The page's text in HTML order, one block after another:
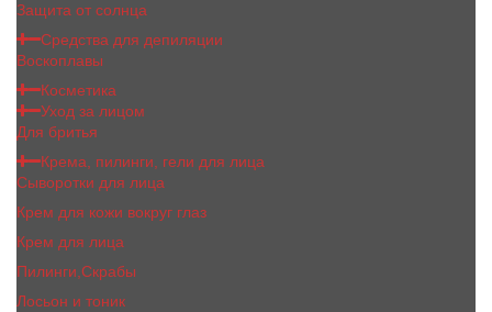
Защита от солнца
Средства для депиляции
Воскоплавы
Косметика
Уход за лицом
Для бритья
Крема, пилинги, гели для лица
Сыворотки для лица
Крем для кожи вокруг глаз
Крем для лица
Пилинги,Скрабы
Лосьон и тоник